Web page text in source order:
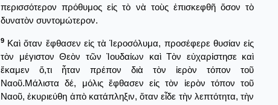
περισσότερον πρόθυμος εἰς τὸ νὰ τοὺς ἐπισκεφθῆ ὅσον τὸ
δυνατὸν συντομώτερον.
9 Καὶ ὅταν ἔφθασεν εἰς τὰ Ἱεροσόλυμα, προσέφερε θυσίαν εἰς
τὸν μέγιστον Θεὸν τῶν Ἰουδαίων καὶ Τὸν εὐχαρίστησε καὶ
ἔκαμεν ὅ,τι ἦταν πρέπον διὰ τὸν ἱερὸν τόπον τοῦ
Ναοῦ.Μάλιστα δέ, μόλις ἔφθασεν εἰς τὸν ἱερὸν τόπον τοῦ
Ναοῦ, ἐκυριεύθη ἀπὸ κατάπληξιν, ὅταν εἶδε τὴν λεπτότητα, τὴν